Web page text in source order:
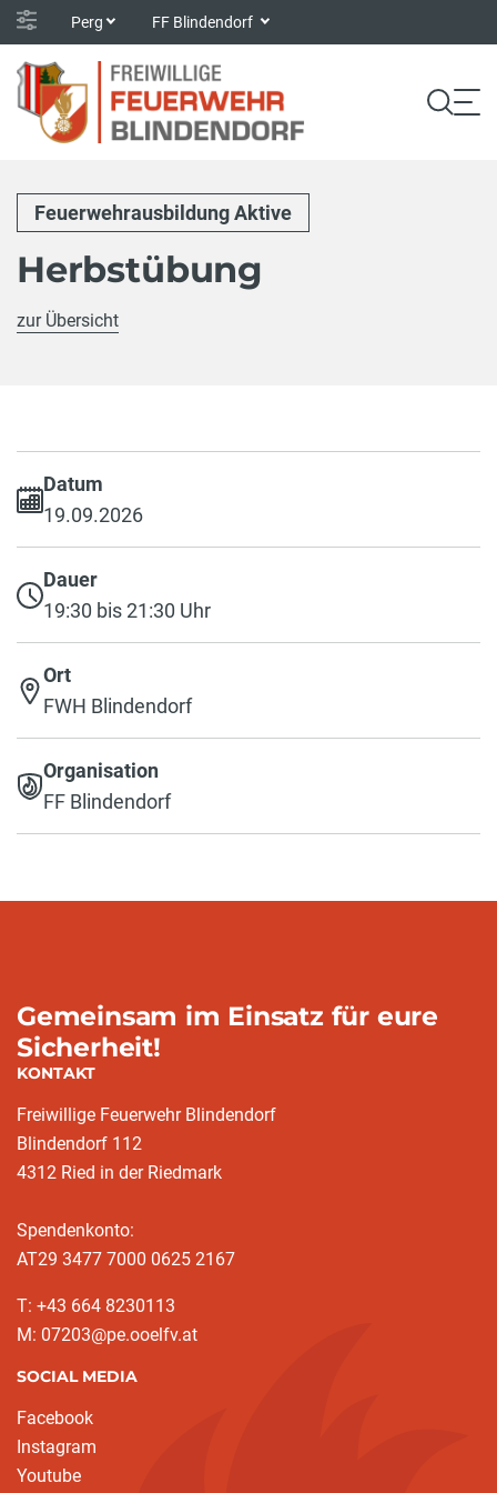
Perg FF Blindendorf
Feuerwehrausbildung Aktive
Herbstübung
zur Übersicht
Datum
19.09.2026
Dauer
19:30 bis 21:30 Uhr
Ort
FWH Blindendorf
Organisation
FF Blindendorf
Gemeinsam im Einsatz für eure
Sicherheit!
KONTAKT
Freiwillige Feuerwehr Blindendorf
Blindendorf 112
4312 Ried in der Riedmark
Spendenkonto:
AT29 3477 7000 0625 2167
T: +43 664 8230113
M: 07203@pe.ooelfv.at
SOCIAL MEDIA
Facebook
Instagram
Youtube